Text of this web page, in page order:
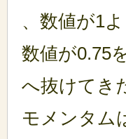
、 数値が1
数値が0.75
へ抜けてき
モメンタム